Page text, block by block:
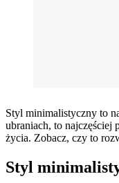
Styl minimalistyczny to
ubraniach, to najczęściej
życia. Zobacz, czy to
Styl